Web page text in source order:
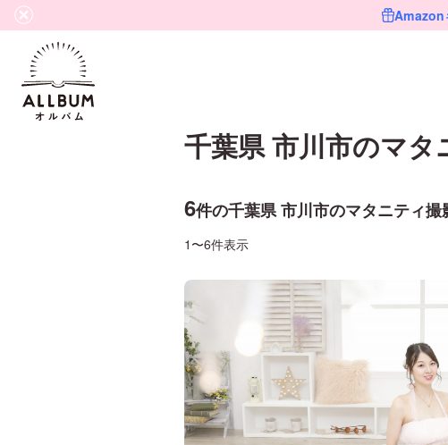
Amazon
千葉県 市川市のマタ
6件の千葉県 市川市のマタニティ撮
1〜6件表示